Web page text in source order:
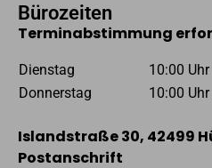
Bürozeiten
Terminabstimmung
Dienstag
10:00
Donnerstag
10:00
Islandstraße 30, 42499
Postanschrift